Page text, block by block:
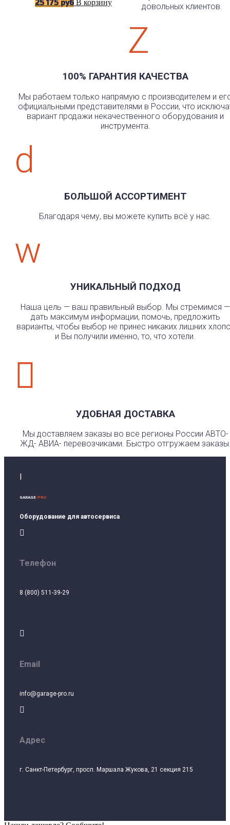
25 175 руб В корзину
довольных клиентов.
Z
100% ГАРАНТИЯ КАЧЕСТВА
Мы работаем только напрямую с производителем и
официальными представителями в России, что
вариант продажи некачественного оборудования и
инструмента.
d
БОЛЬШОЙ АССОРТИМЕНТ
Благодаря чему, вы можете купить всё у нас.
w
УНИКАЛЬНЫЙ ПОДХОД
Наша цель — ваш правильный выбор. Мы стремимся —
дать максимум информации, помочь, предложить
варианты, чтобы выбор не принес никаких лишних
и Вы получили именно, то, что хотели.

УДОБНАЯ ДОСТАВКА
Мы доставляем заказы во все регионы России АВТО-
ЖД- АВИА- перевозчиками. Быстро отгружаем
GARAGE-PRO
Оборудование для автосервиса

Телефон
8 (800) 511-39-29

Email
info@garage-pro.ru

Адрес
г. Санкт-Петербург, просп. Маршала Жукова, 21 секция 215